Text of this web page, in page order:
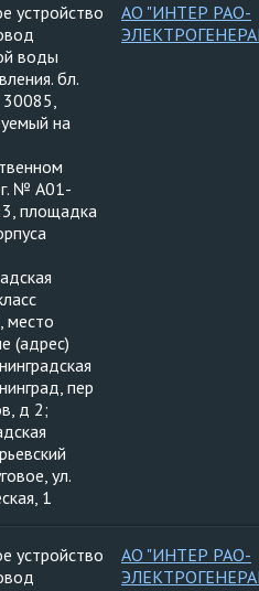
управление
Управление
управление
управление
Крым, Севастополь
устройство
воды
бл.
на
№ А01-
площадка
место
(адрес)
пер
д 2;
ул.
1
АО "ИНТЕР РАО-
устройство
АО "ИНТЕР РАО-